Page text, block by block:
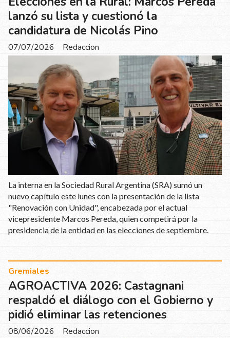
lanzó su lista y cuestionó la
candidatura de Nicolás Pino
Redaccion
07/07/2026
La interna en la Sociedad Rural Argentina (SRA) sumó un
nuevo capítulo este lunes con la presentación de la lista
"Renovación con Unidad", encabezada por el actual
vicepresidente Marcos Pereda, quien competirá por la
presidencia de la entidad en las elecciones de septiembre.
AGROACTIVA 2026: Castagnani
respaldó el diálogo con el Gobierno y
pidió eliminar las retenciones
Redaccion
Gremiales
08/06/2026